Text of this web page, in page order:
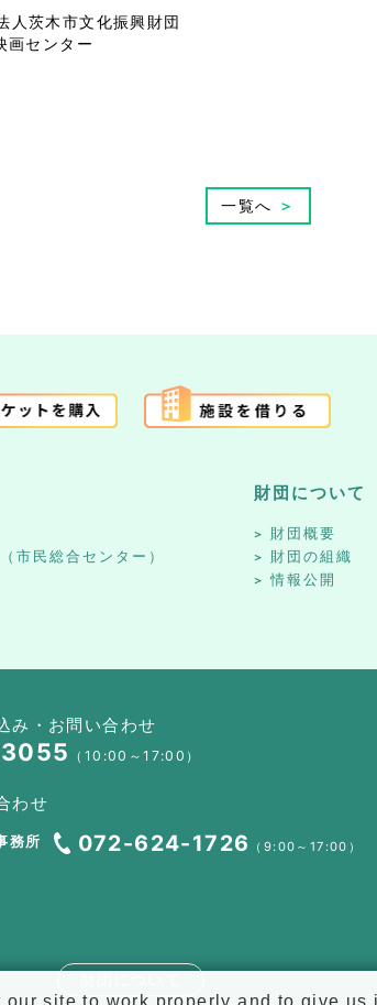
人茨木市文化振興財団
画センター
一覧へ ＞
市民総合センター）
財団について
財団概要
財団の組織
情報公開
み・お問い合わせ
（10:00～17:00）
わせ
務所 072-624-1726 （9:00～17:00）
site to work properly and to give us